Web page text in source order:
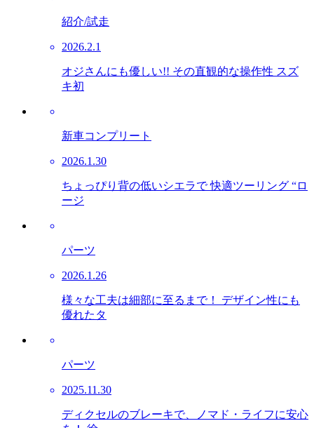
紹介/試走
2026.2.1
オジさんにも優しい!! その直観的な操作性 スズ
キ初
新車コンプリート
2026.1.30
ちょっぴり背の低いシエラで 快適ツーリング “ロ
ージ
パーツ
2026.1.26
様々な工夫は細部に至るまで！ デザイン性にも
優れたタ
パーツ
2025.11.30
ディクセルのブレーキで、ノマド・ライフに安心